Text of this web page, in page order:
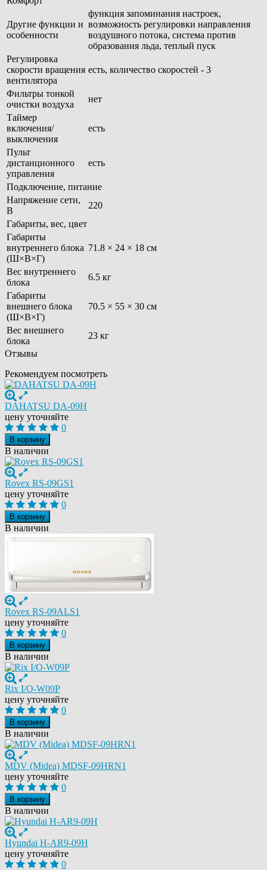
Другие функции и
особенности
функция запоминания настроек,
возможность регулировки направления
воздушного потока, система против
образования льда, теплый пуск
Регулировка
скорости вращения
вентилятора
есть, количество скоростей - 3
Фильтры тонкой
очистки воздуха
нет
Таймер
включения/
выключения
есть
Пульт
дистанционного
управления
есть
Подключение, питание
Напряжение сети,
В
220
Габариты, вес, цвет
Габариты
внутреннего блока
(Ш×В×Г)
71.8 × 24 × 18 см
Вес внутреннего
блока
6.5 кг
Габариты
внешнего блока
(Ш×В×Г)
70.5 × 55 × 30 см
Вес внешнего
блока
23 кг
Отзывы
Рекомендуем посмотреть
DAHATSU DA-09H
цену уточняйте
0
В корзину
В наличии
Rovex RS-09GS1
цену уточняйте
0
В корзину
В наличии
Rovex RS-09ALS1
цену уточняйте
0
В корзину
В наличии
Rix I/O-W09P
цену уточняйте
0
В корзину
В наличии
MDV (Midea) MDSF-09HRN1
цену уточняйте
0
В корзину
В наличии
Hyundai H-AR9-09H
цену уточняйте
0